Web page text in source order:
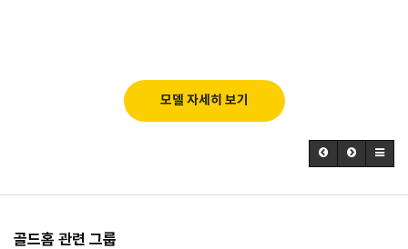
모델 자세히 보기
골드홈 관련 그룹